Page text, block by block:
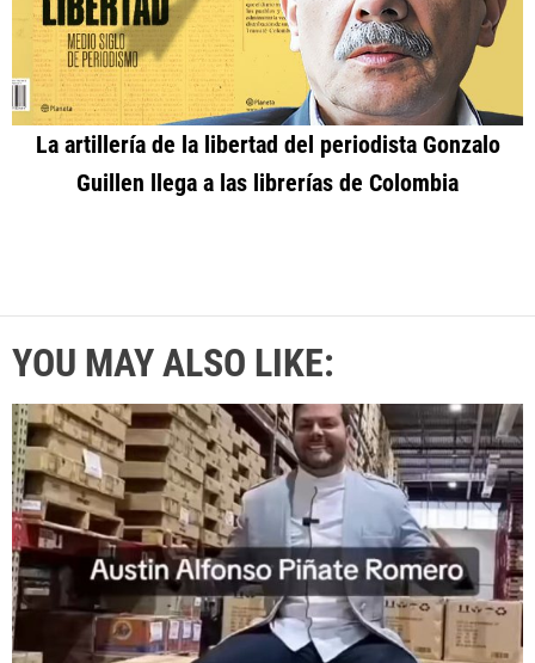
La artillería de la libertad del periodista Gonzalo
Guillen llega a las librerías de Colombia
YOU MAY ALSO LIKE: